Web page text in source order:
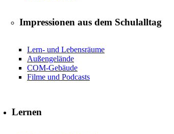
Impressionen aus dem Schulalltag
Lern- und Lebensräume
Außengelände
COM-Gebäude
Filme und Podcasts
Lernen